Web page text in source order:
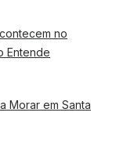
no
Entende
Morar em Santa